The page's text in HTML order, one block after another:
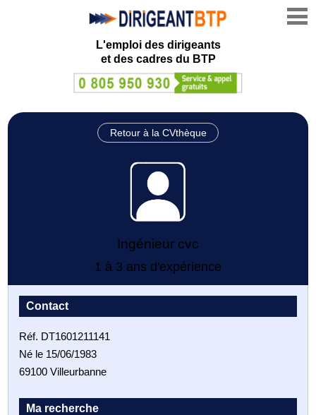
L'emploi des dirigeants
et des cadres du BTP
Retour à la CVthèque
Ingénieur cvc
1 à 3 ans d'expérience
Contact
Réf. DT1601211141
Né le 15/06/1983
69100 Villeurbanne
Ma recherche